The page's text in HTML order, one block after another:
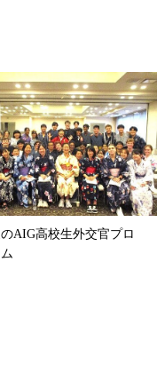
AIG高校生外交官プロ